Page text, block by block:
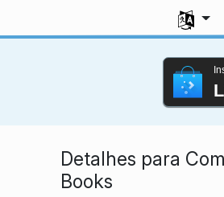
Detalhes para
Books